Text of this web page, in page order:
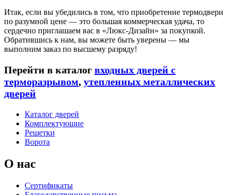
Итак, если вы убедились в том, что приобретение термодвери
по разумной цене — это большая коммерческая удача, то
сердечно приглашаем вас в «Люкс-Дизайн» за покупкой.
Обратившись к нам, вы можете быть уверены — мы
выполним заказ по высшему разряду!
Перейти в каталог входных дверей с
терморазрывом, утепленных металлических
дверей
Каталог дверей
Комплектующие
Решетки
Ворота
О нас
Сертификаты